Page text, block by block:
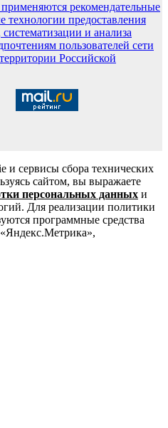
рекомендательные
предоставления
и анализа
пользователей сети
Российской
и сервисы сбора технических
сайтом, вы выражаете
персональных данных и
Для реализации политики
программные средства